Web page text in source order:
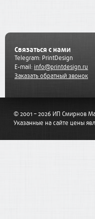
Связаться с нами
Telegram: PrintDesign
E-mail: info@printdesign.ru
Заказать обратный звонок
© 2001 – 2026 ИП Смирнов
Указанные на сайте цены